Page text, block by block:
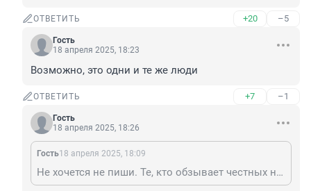
ОТВЕТИТЬ +20 –5
Гость
18 апреля 2025, 18:23
Возможно, это одни и те же люди
ОТВЕТИТЬ +7 –1
Гость
18 апреля 2025, 18:26
Гость18 апреля 2025, 18:09
Не хочется не пиши. Те, кто обзывает честных небогатых "нищебродами" всего лишь богатый мешок с г... М. Что лучше - философский вопрос, над которым бьется не одно поколение литераторов.